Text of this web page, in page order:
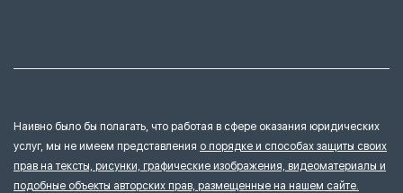
Наивно было бы полагать, что работая в сфере оказания юридических
услуг, мы не имеем представления о порядке и способах защиты своих
прав на тексты, рисунки, графические изображения, видеоматериалы и
подобные объекты авторских прав, размещенные на нашем сайте.